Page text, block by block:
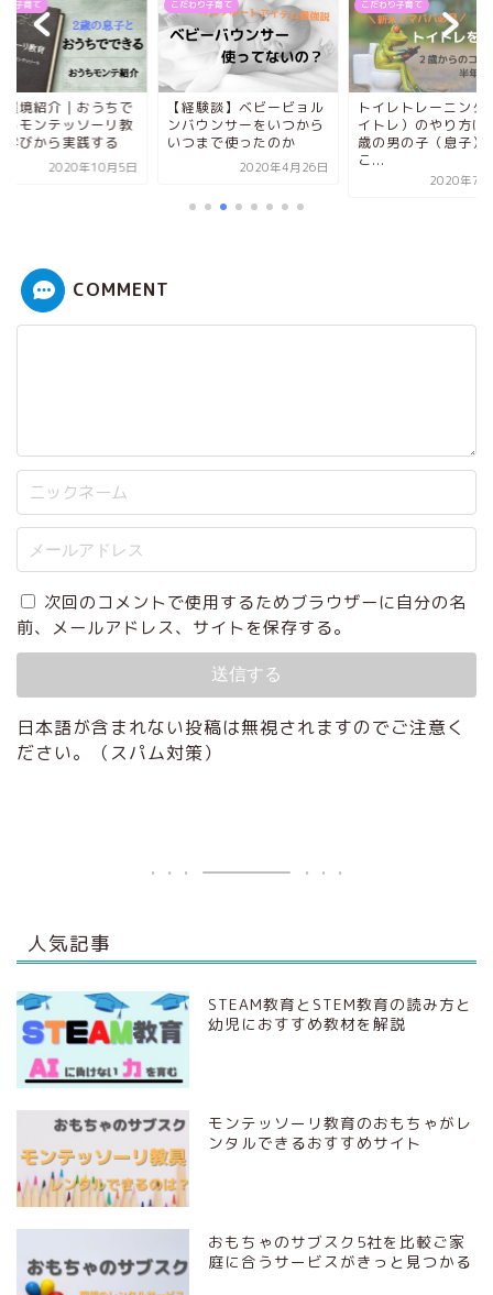
り子育て
環境紹介｜おうちで
るモンテッソーリ教
学びから実践する
2020年10月5日
こだわり子育て
【経験談】ベビービョル
ンバウンサーをいつから
いつまで使ったのか
2020年4月26日
こだわり子育て
トイレトレーニング
イトレ）のやり方は
歳の男の子（息子）
こ...
2020年7
COMMENT
次回のコメントで使用するためブラウザーに自分の名
前、メールアドレス、サイトを保存する。
日本語が含まれない投稿は無視されますのでご注意く
ださい。（スパム対策）
人気記事
STEAM教育とSTEM教育の読み方と
幼児におすすめ教材を解説
モンテッソーリ教育のおもちゃがレ
ンタルできるおすすめサイト
おもちゃのサブスク5社を比較ご家
庭に合うサービスがきっと見つかる